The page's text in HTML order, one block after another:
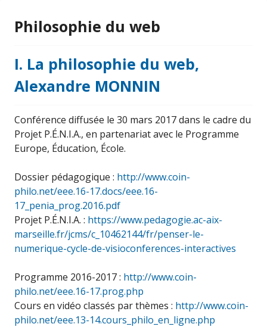
Philosophie du web
I. La philosophie du web,
Alexandre MONNIN
Conférence diffusée le 30 mars 2017 dans le cadre du
Projet P.É.N.I.A., en partenariat avec le Programme
Europe, Éducation, École.
Dossier pédagogique : http://www.coin-
philo.net/eee.16-17.docs/eee.16-
17_penia_prog.2016.pdf
Projet P.É.N.I.A. : https://www.pedagogie.ac-aix-
marseille.fr/jcms/c_10462144/fr/penser-le-
numerique-cycle-de-visioconferences-interactives
Programme 2016-2017 : http://www.coin-
philo.net/eee.16-17.prog.php
Cours en vidéo classés par thèmes : http://www.coin-
philo.net/eee.13-14.cours_philo_en_ligne.php